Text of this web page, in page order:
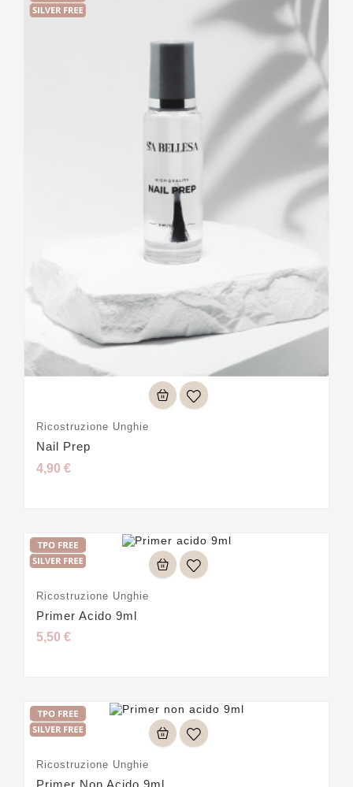
Ricostruzione Unghie
Nail Prep
4,90 €
Ricostruzione Unghie
Primer Acido 9ml
5,50 €
Ricostruzione Unghie